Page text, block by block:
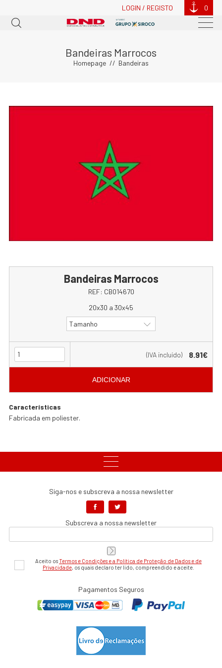
LOGIN / REGISTO 0
Bandeiras Marrocos
Homepage Bandeiras
Bandeiras Marrocos
REF: CB014670
20x30 a 30x45
Tamanho
(IVA incluído) 8.91€
ADICIONAR
Características
Fabricada em poliester.
Siga-nos e subscreva a nossa newsletter
Subscreva a nossa newsletter
Aceito osTermos e Condições e a Política de Proteção de Dados e de
Privacidade, os quais declaro ter lido, compreendido e aceite.
Pagamentos Seguros